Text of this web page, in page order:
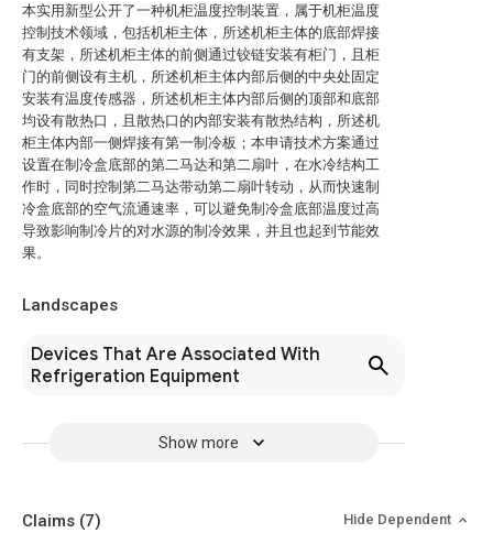
本实用新型公开了一种机柜温度控制装置，属于机柜温度
控制技术领域，包括机柜主体，所述机柜主体的底部焊接
有支架，所述机柜主体的前侧通过铰链安装有柜门，且柜
门的前侧设有主机，所述机柜主体内部后侧的中央处固定
安装有温度传感器，所述机柜主体内部后侧的顶部和底部
均设有散热口，且散热口的内部安装有散热结构，所述机
柜主体内部一侧焊接有第一制冷板；本申请技术方案通过
设置在制冷盒底部的第二马达和第二扇叶，在水冷结构工
作时，同时控制第二马达带动第二扇叶转动，从而快速制
冷盒底部的空气流通速率，可以避免制冷盒底部温度过高
导致影响制冷片的对水源的制冷效果，并且也起到节能效
果。
Landscapes
Devices That Are Associated With
Refrigeration Equipment
Show more
Claims (7) Hide Dependent